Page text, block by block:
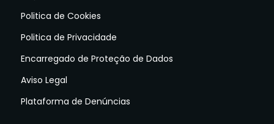
Politica de Cookies
Politica de Privacidade
Encarregado de Proteção de Dados
Aviso Legal
Plataforma de Denúncias